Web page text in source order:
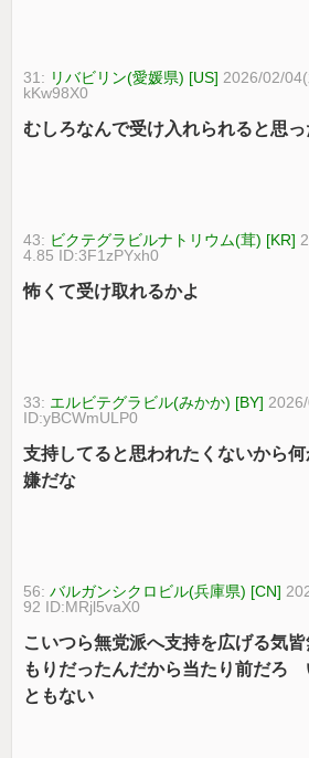
31: リバビリン(愛媛県) [US] 2026/02/
kKw98X0
むしろなんで受け入れられると思
43: ビクテグラビルナトリウム(茸) [KR]
4.85 ID:3F1zPYxh0
怖くて受け取れるかよ
33: エルビテグラビル(みかか) [BY]
ID:yBCWmULP0
支持してると思われたくないから
嫌だな
56:バルガンシクロビル(兵庫県) [CN]
92 ID:MRjl5vaX0
こいつら無党派へ支持を広げる気
もりだったんだから当たり前だろ
ともない